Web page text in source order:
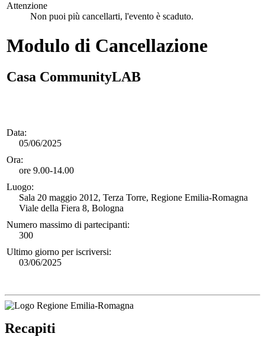
Attenzione
Non puoi più cancellarti, l'evento è scaduto.
Modulo di Cancellazione
Casa CommunityLAB
Data:
05/06/2025
Ora:
ore 9.00-14.00
Luogo:
Sala 20 maggio 2012, Terza Torre, Regione Emilia-Romagna
Viale della Fiera 8, Bologna
Numero massimo di partecipanti:
300
Ultimo giorno per iscriversi:
03/06/2025
Recapiti